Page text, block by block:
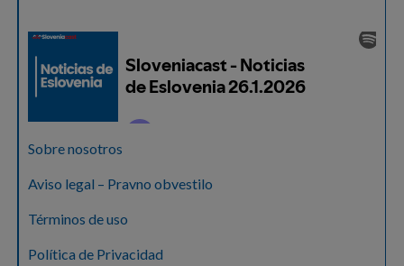
Sobre nosotros
Aviso legal – Pravno obvestilo
Términos de uso
Política de Privacidad